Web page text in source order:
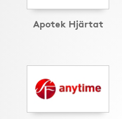
Apotek Hjärtat